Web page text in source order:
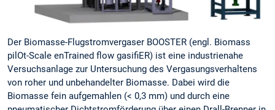
Der Biomasse-Flugstromvergaser BOOSTER (engl. Biomass
pilOt-Scale enTrained flow gasifiER) ist eine industrienahe
Versuchsanlage zur Untersuchung des Vergasungsverhaltens
von roher und unbehandelter Biomasse. Dabei wird die
Biomasse fein aufgemahlen (< 0,3 mm) und durch eine